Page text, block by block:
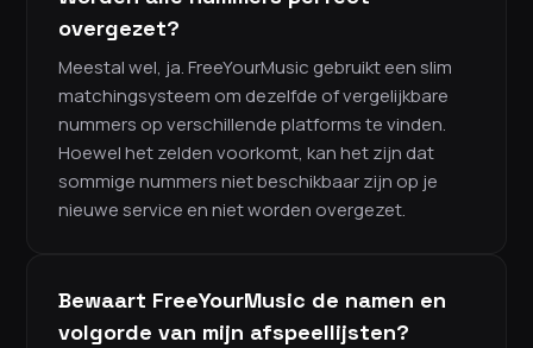
overgezet?
Meestal wel, ja. FreeYourMusic gebruikt een slim
matchingsysteem om dezelfde of vergelijkbare
nummers op verschillende platforms te vinden.
Hoewel het zelden voorkomt, kan het zijn dat
sommige nummers niet beschikbaar zijn op je
nieuwe service en niet worden overgezet.
Bewaart FreeYourMusic de namen en
volgorde van mijn afspeellijsten?